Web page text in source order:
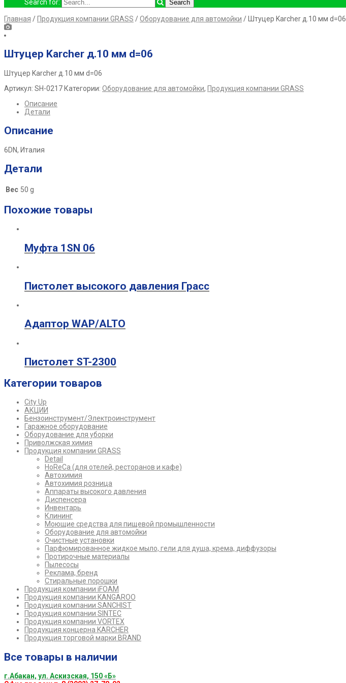
Search for:
Главная / Продукция компании GRASS /Оборудование для автомойки / Штуцер Karсher д.10 мм d=06
Штуцер Karсher д.10 мм d=06
Штуцер Karсher д.10 мм d=06
Артикул: SH-0217 Категории: Оборудование для автомойки, Продукция компании GRASS
Описание
Детали
Описание
6DN, Италия
Детали
Вес 50 g
Похожие товары
Муфта 1SN 06
Пистолет высокого давления Грасс
Адаптор WAP/ALTO
Пистолет ST-2300
Категории товаров
City Up
АКЦИИ
Бензоинструмент/Электроинструмент
Гаражное оборудование
Оборудование для уборки
Приволжская химия
Продукция компании GRASS
Detail
HoReCa (для отелей, ресторанов и кафе)
Автохимия
Автохимия розница
Аппараты высокого давления
Диспенсера
Инвентарь
Клининг
Моющие средства для пищевой промышленности
Оборудование для автомойки
Очистные установки
Парфюмированное жидкое мыло, гели для душа, крема, диффузоры
Протирочные материалы
Пылесосы
Реклама, бренд
Стиральные порошки
Продукция компании iFOAM
Продукция компании KANGAROO
Продукция компании SANCHIST
Продукция компании SINTEC
Продукция компании VORTEX
Продукция концерна KARCHER
Продукция торговой марки BRAND
Все товары в наличии
г.Абакан, ул. Аскизская, 150 «Б»